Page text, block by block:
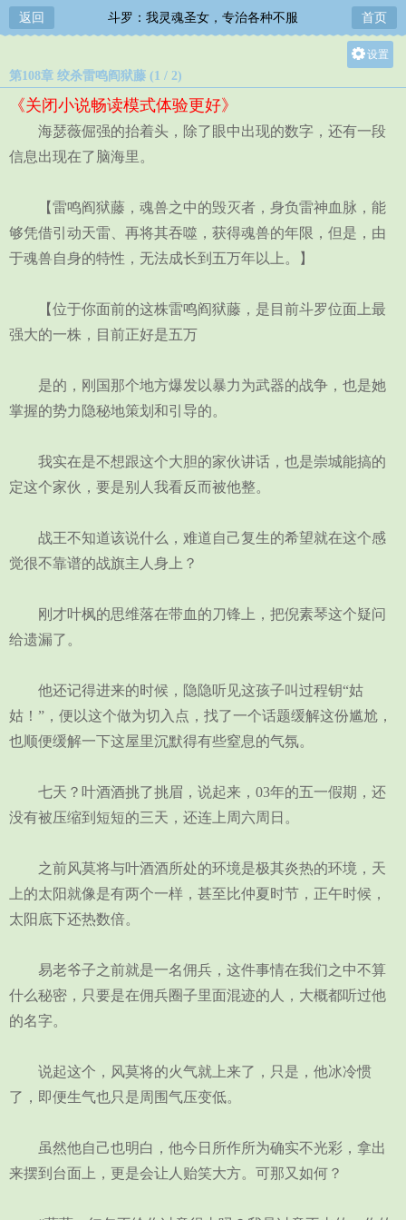
返回 斗罗：我灵魂圣女，专治各种不服 首页
设置
中
第108章 绞杀雷鸣阎狱藤 (1 / 2)
《关闭小说畅读模式体验更好》
海瑟薇倔强的抬着头，除了眼中出现的数字，还有一段
信息出现在了脑海里。
【雷鸣阎狱藤，魂兽之中的毁灭者，身负雷神血脉，能
够凭借引动天雷、再将其吞噬，获得魂兽的年限，但是，由
于魂兽自身的特性，无法成长到五万年以上。】
【位于你面前的这株雷鸣阎狱藤，是目前斗罗位面上最
强大的一株，目前正好是五万
是的，刚国那个地方爆发以暴力为武器的战争，也是她
掌握的势力隐秘地策划和引导的。
我实在是不想跟这个大胆的家伙讲话，也是崇城能搞的
定这个家伙，要是别人我看反而被他整。
战王不知道该说什么，难道自己复生的希望就在这个感
觉很不靠谱的战旗主人身上？
刚才叶枫的思维落在带血的刀锋上，把倪素琴这个疑问
给遗漏了。
他还记得进来的时候，隐隐听见这孩子叫过程钥“姑
姑！”，便以这个做为切入点，找了一个话题缓解这份尴尬，
也顺便缓解一下这屋里沉默得有些窒息的气氛。
七天？叶酒酒挑了挑眉，说起来，03年的五一假期，还
没有被压缩到短短的三天，还连上周六周日。
之前风莫将与叶酒酒所处的环境是极其炎热的环境，天
上的太阳就像是有两个一样，甚至比仲夏时节，正午时候，
太阳底下还热数倍。
易老爷子之前就是一名佣兵，这件事情在我们之中不算
什么秘密，只要是在佣兵圈子里面混迹的人，大概都听过他
的名字。
说起这个，风莫将的火气就上来了，只是，他冰冷惯
了，即便生气也只是周围气压变低。
虽然他自己也明白，他今日所作所为确实不光彩，拿出
来摆到台面上，更是会让人贻笑大方。可那又如何？